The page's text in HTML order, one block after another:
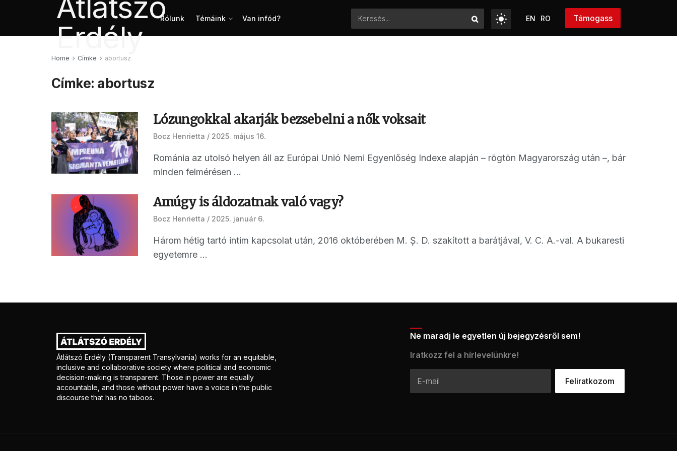
Rólunk Témáink Van infód? EN RO Támogass
Home Címke abortusz
Címke: abortusz
Lózungokkal akarják bezsebelni a nők voksait
Bocz Henrietta 2025. május 16.
Románia az utolsó helyen áll az Európai Unió Nemi Egyenlőség Indexe alapján – rögtön Magyarország után –, bár
minden felmérésen ...
Amúgy is áldozatnak való vagy?
Bocz Henrietta 2025. január 6.
Három hétig tartó intim kapcsolat után, 2016 októberében M. Ș. D. szakított a barátjával, V. C. A.-val. A bukaresti
egyetemre ...
Átlátszó Erdély (Transparent Transylvania) works for an equitable,
inclusive and collaborative society where political and economic
decision-making is transparent. Those in power are equally
accountable, and those without power have a voice in the public
discourse that has no taboos.
Ne maradj le egyetlen új bejegyzésről sem!
Iratkozz fel a hírlevelünkre!